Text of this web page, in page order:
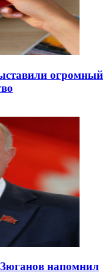
огромный
Зюганов напомнил